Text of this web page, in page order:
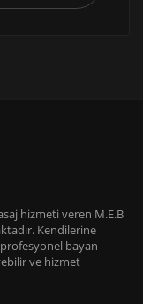
hizmeti veren M.E.B
Kendilerine
bayan
ve hizmet